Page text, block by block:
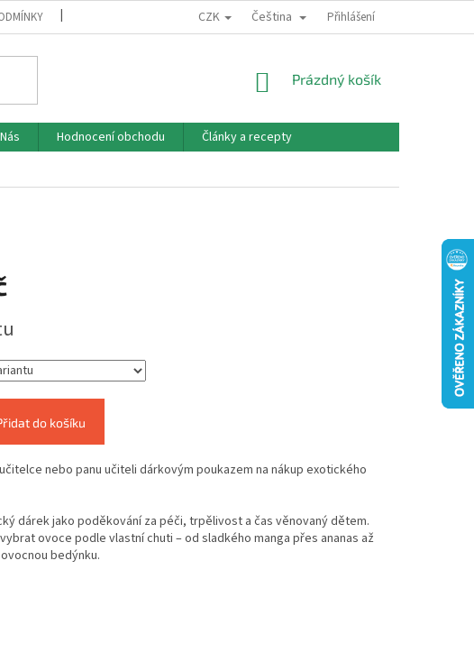
PODMÍNKY OCHRANY OSOBNÍCH ÚDAJŮ PŘEDPLATNÉ
CZK Čeština Přihlášení
NÁKUPNÍ
Prázdný košík
Hodnocení obchodu
Články a recepty
do košíku
nebo panu učiteli dárkovým poukazem na nákup exotického
dárek jako poděkování za péči, trpělivost a čas věnovaný dětem.
ovoce podle vlastní chuti – od sladkého manga přes ananas až
bedýnku.